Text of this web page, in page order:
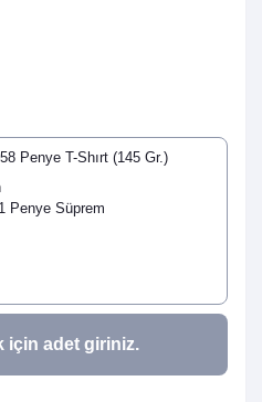
Penye T-Shırt (145 Gr.)
Penye Süprem
için adet giriniz.